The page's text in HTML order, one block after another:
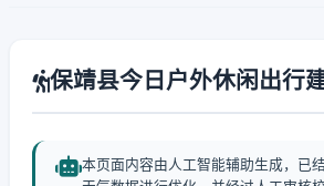
保靖县今日户外休闲出行
本页面内容由人工智能辅助生成，已